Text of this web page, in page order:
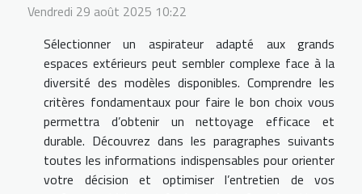
Vendredi 29 août 2025 10:22
Sélectionner un aspirateur adapté aux grands
espaces extérieurs peut sembler complexe face à la
diversité des modèles disponibles. Comprendre les
critères fondamentaux pour faire le bon choix vous
permettra d’obtenir un nettoyage efficace et
durable. Découvrez dans les paragraphes suivants
toutes les informations indispensables pour orienter
votre décision et optimiser l’entretien de vos